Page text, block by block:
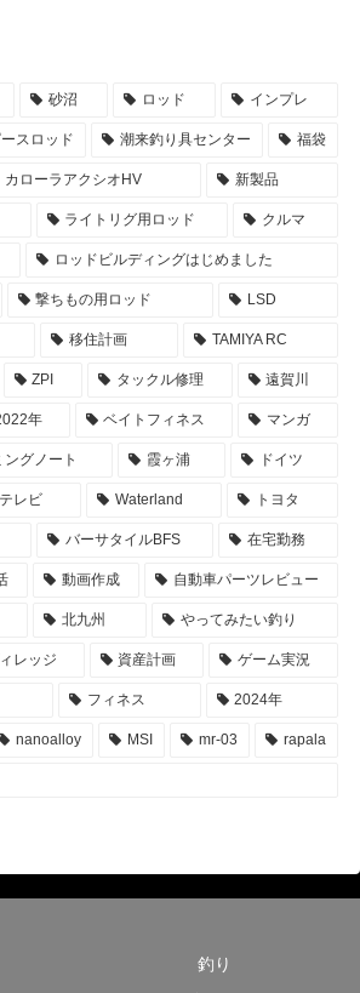
砂沼 ロッド インプレ
スロッド 潮来釣り具センター 福袋
カローラアクシオHV 新製品
ライトリグ用ロッド クルマ
ロッドビルディングはじめました
撃ちもの用ロッド LSD
移住計画 TAMIYA RC
ZPI タックル修理 遠賀川
年 ベイトフィネス マンガ
ングノート 霞ヶ浦 ドイツ
テレビ Waterland トヨタ
バーサタイルBFS 在宅勤務
動画作成 自動車パーツレビュー
北九州 やってみたい釣り
レッジ 資産計画 ゲーム実況
フィネス 2024年
nanoalloy MSI mr-03 rapala
釣り